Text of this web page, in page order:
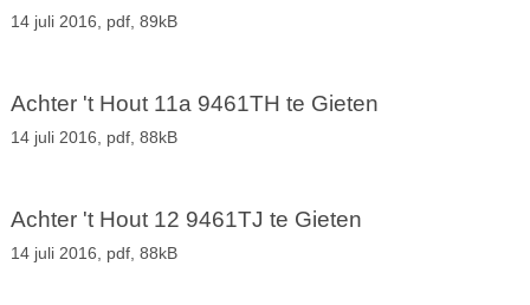
14 juli 2016, pdf, 89kB
Achter 't Hout 11a 9461TH te Gieten
14 juli 2016, pdf, 88kB
Achter 't Hout 12 9461TJ te Gieten
14 juli 2016, pdf, 88kB